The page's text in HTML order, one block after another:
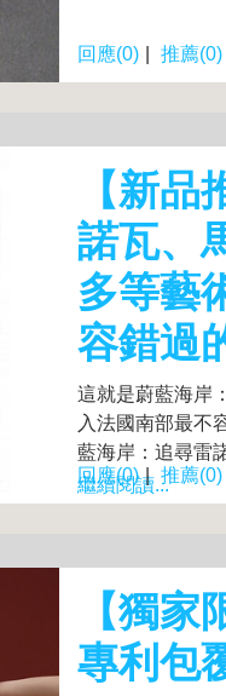
回應(0) 推薦(0)
【新
諾瓦、
多等藝
容錯過
這就是蔚藍海岸
入法國南部最不
藍海岸：追尋雷
繼續閱讀...
回應(0) | 推薦(0)
【獨
專利包